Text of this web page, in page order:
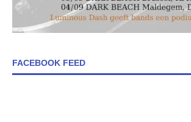
FACEBOOK FEED